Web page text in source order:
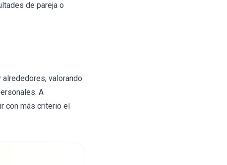
de pareja o
valorando
A
con más criterio el